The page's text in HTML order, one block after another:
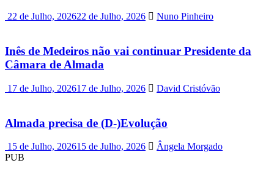
22 de Julho, 202622 de Julho, 2026 Nuno Pinheiro
Inês de Medeiros não vai continuar Presidente da
Câmara de Almada
17 de Julho, 202617 de Julho, 2026 David Cristóvão
Almada precisa de (D-)Evolução
15 de Julho, 202615 de Julho, 2026
Ângela Morgado
PUB